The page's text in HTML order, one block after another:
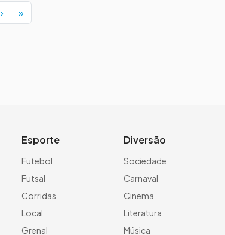
› »
Esporte
Futebol
Futsal
Corridas
Local
Grenal
Diversão
Sociedade
Carnaval
Cinema
Literatura
Música